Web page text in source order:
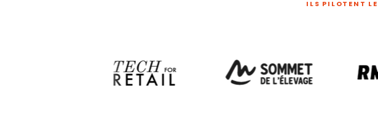
ILS PILOTENT